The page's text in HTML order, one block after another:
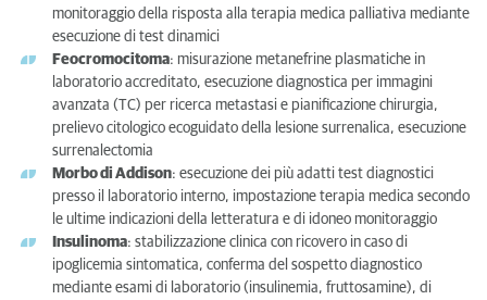
monitoraggio della risposta alla terapia medica palliativa mediante
esecuzione di test dinamici
Feocromocitoma: misurazione metanefrine plasmatiche in
laboratorio accreditato, esecuzione diagnostica per immagini
avanzata (TC) per ricerca metastasi e pianificazione chirurgia,
prelievo citologico ecoguidato della lesione surrenalica, esecuzione
surrenalectomia
Morbo di Addison: esecuzione dei più adatti test diagnostici
presso il laboratorio interno, impostazione terapia medica secondo
le ultime indicazioni della letteratura e di idoneo monitoraggio
Insulinoma: stabilizzazione clinica con ricovero in caso di
ipoglicemia sintomatica, conferma del sospetto diagnostico
mediante esami di laboratorio (insulinemia, fruttosamine), di